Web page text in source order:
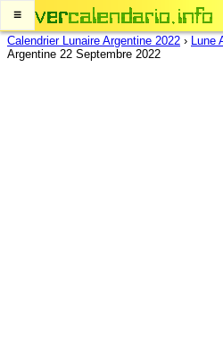
≡
Calendrier Lunaire Argentine 2022 › Lune
Argentine 22 Septembre 2022